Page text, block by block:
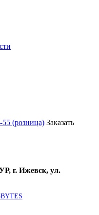
55 (розница) Заказать
г. Ижевск, ул.